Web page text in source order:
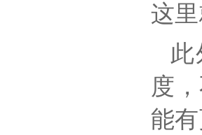
这
度
能